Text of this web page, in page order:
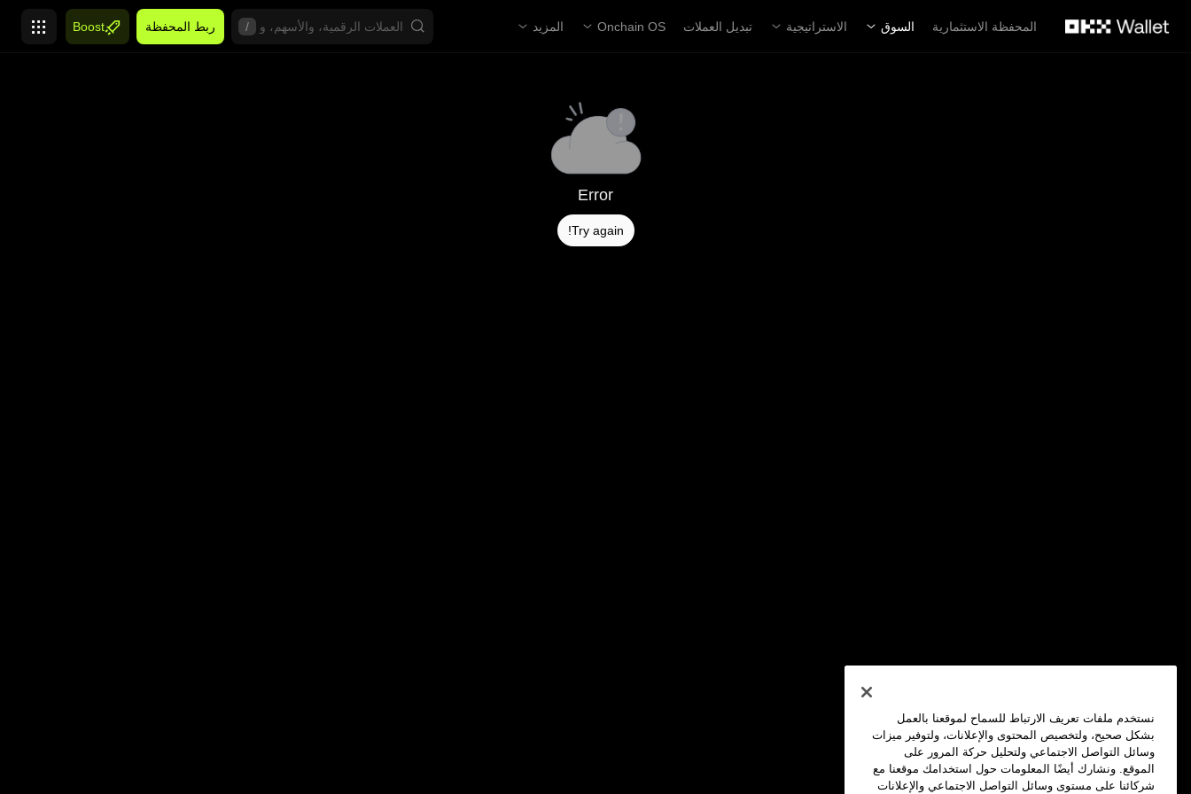
المحفظة الاستثمارية
السوق الاستراتيجية تبديل العملات Onchain OS المزيد / ربط المحفظة Boost
Error
Try again!
نستخدم ملفات تعريف الارتباط للسماح لموقعنا بالعمل
بشكل صحيح، ولتخصيص المحتوى والإعلانات، ولتوفير ميزات
وسائل التواصل الاجتماعي ولتحليل حركة المرور على
الموقع. ونشارك أيضًا المعلومات حول استخدامك موقعنا مع
شركائنا على مستوى وسائل التواصل الاجتماعي والإعلانات